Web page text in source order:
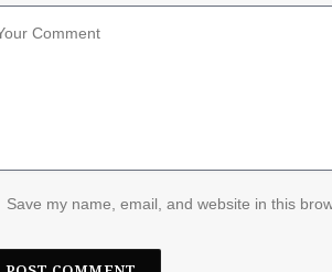
Save my name, email, and website in this